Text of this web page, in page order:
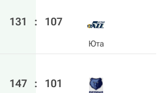
131 : 107
Юта
147 : 101